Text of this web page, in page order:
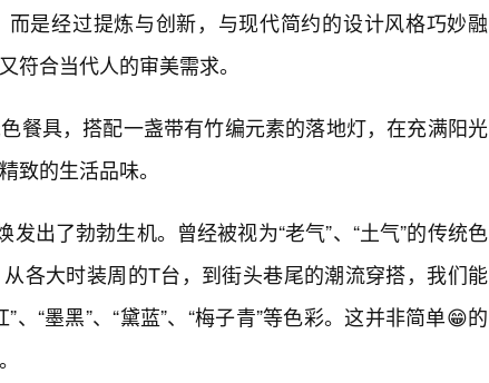
是经过提炼与创新，与现代简约的设计风格巧妙融
符合当代人的审美需求。
餐具，搭配一盏带有竹编元素的落地灯，在充满阳光
致的生活品味。
发出了勃勃生机。曾经被视为“老气”、“土气”的传统色
各大时装周的T台，到街头巷尾的潮流穿搭，我们能
、“墨黑”、“黛蓝”、“梅子青”等色彩。这并非简单😁的